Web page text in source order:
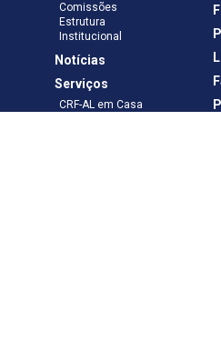
Comissões
Estrutura
Institucional
Notícias
Serviços
CRF-AL em Casa